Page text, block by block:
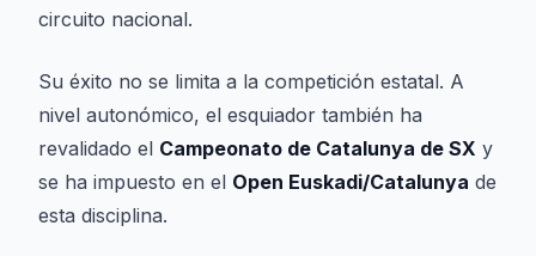
circuito nacional.
Su éxito no se limita a la competición estatal. A
nivel autonómico, el esquiador también ha
revalidado el Campeonato de Catalunya de SX y
se ha impuesto en el Open Euskadi/Catalunya de
esta disciplina.